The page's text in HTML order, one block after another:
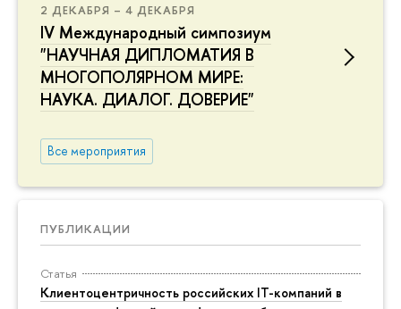
2 ДЕКАБРЯ – 4 ДЕКАБРЯ
IV Международный симпозиум
"НАУЧНАЯ ДИПЛОМАТИЯ В
МНОГОПОЛЯРНОМ МИРЕ:
НАУКА. ДИАЛОГ. ДОВЕРИЕ"
Все мероприятия
ПУБЛИКАЦИИ
Статья
Клиентоцентричность российских IT-компаний в